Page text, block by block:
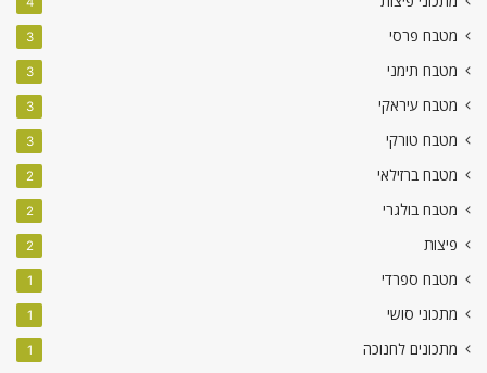
מטבח פרסי 3
מטבח תימני 3
מטבח עיראקי 3
מטבח טורקי 3
מטבח ברזילאי 2
מטבח בולגרי 2
פיצות 2
מטבח ספרדי 1
מתכוני סושי 1
מתכונים לחנוכה 1